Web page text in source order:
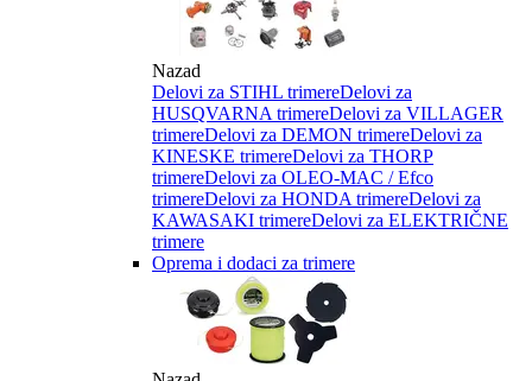
Nazad
Delovi za STIHL trimereDelovi za
HUSQVARNA trimereDelovi za VILLAGER
trimereDelovi za DEMON trimereDelovi za
KINESKE trimereDelovi za THORP
trimereDelovi za OLEO-MAC / Efco
trimereDelovi za HONDA trimereDelovi za
KAWASAKI trimereDelovi za ELEKTRIČNE
trimere
Oprema i dodaci za trimere